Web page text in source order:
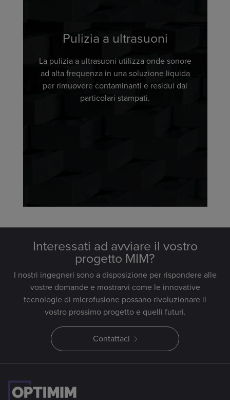
Pulizia a ultrasuoni
La pulizia a ultrasuoni utilizza onde sonore
ad alta frequenza in una soluzione liquida
per rimuovere contaminanti e residui dai
particolari stampati.
Interessati ad avviare il vostro
progetto MIM?
I nostri ingegneri sono a disposizione per rispondere alle
vostre domande e mostrarvi come le innovative
tecnologie di microfusione possano rivoluzionare il
vostro prossimo progetto e quelli futuri.
Contattaci